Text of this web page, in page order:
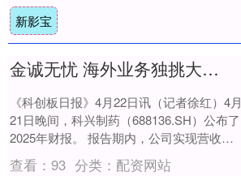
新影宝
金诚无忧 海外业务独挑大梁 科兴制药业绩高增难掩基本面隐忧
《科创板日报》4月22日讯（记者徐红）4月
21日晚间，科兴制药（688136.SH）公布了
2025年财报。 报告期内，公司实现营收
15.34亿元，同比增长9.0....
查看： 93 分类： 配资网站